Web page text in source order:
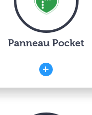
Panneau Pocket